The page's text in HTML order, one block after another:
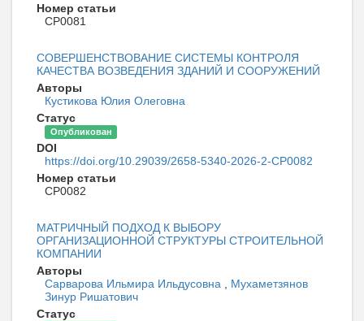
Номер статьи
CP0081
СОВЕРШЕНСТВОВАНИЕ СИСТЕМЫ КОНТРОЛЯ
КАЧЕСТВА ВОЗВЕДЕНИЯ ЗДАНИЙ И СООРУЖЕНИЙ
Авторы
Кустикова Юлия Олеговна
Статус
Опубликован
DOI
https://doi.org/10.29039/2658-5340-2026-2-CP0082
Номер статьи
CP0082
МАТРИЧНЫЙ ПОДХОД К ВЫБОРУ
ОРГАНИЗАЦИОННОЙ СТРУКТУРЫ СТРОИТЕЛЬНОЙ
КОМПАНИИ
Авторы
Сарварова Ильмира Ильдусовна
Мухаметзянов
Зинур Ришатович
Статус